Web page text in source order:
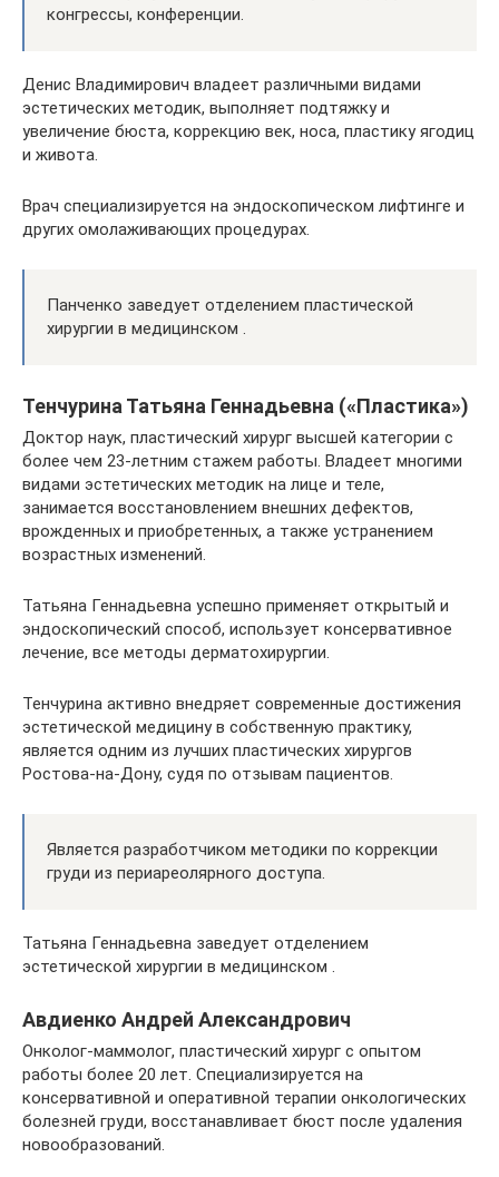
конгрессы, конференции.
Денис Владимирович владеет различными видами
эстетических методик, выполняет подтяжку и
увеличение бюста, коррекцию век, носа, пластику ягодиц
и живота.
Врач специализируется на эндоскопическом лифтинге и
других омолаживающих процедурах.
Панченко заведует отделением пластической
хирургии в медицинском .
Тенчурина Татьяна Геннадьевна («Пластика»)
Доктор наук, пластический хирург высшей категории с
более чем 23-летним стажем работы. Владеет многими
видами эстетических методик на лице и теле,
занимается восстановлением внешних дефектов,
врожденных и приобретенных, а также устранением
возрастных изменений.
Татьяна Геннадьевна успешно применяет открытый и
эндоскопический способ, использует консервативное
лечение, все методы дерматохирургии.
Тенчурина активно внедряет современные достижения
эстетической медицину в собственную практику,
является одним из лучших пластических хирургов
Ростова-на-Дону, судя по отзывам пациентов.
Является разработчиком методики по коррекции
груди из периареолярного доступа.
Татьяна Геннадьевна заведует отделением
эстетической хирургии в медицинском .
Авдиенко Андрей Александрович
Онколог-маммолог, пластический хирург с опытом
работы более 20 лет. Специализируется на
консервативной и оперативной терапии онкологических
болезней груди, восстанавливает бюст после удаления
новообразований.